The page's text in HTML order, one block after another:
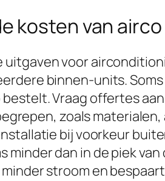
kosten van
voor
binnen-units.
Vraag offertes
zoals
bij voorkeur
minder dan in de piek
stroom en